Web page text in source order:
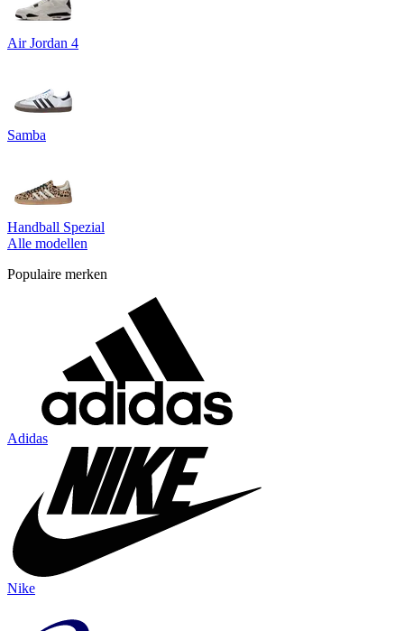
Air Jordan 4
Samba
Handball Spezial
Alle modellen
Populaire merken
Adidas
Nike